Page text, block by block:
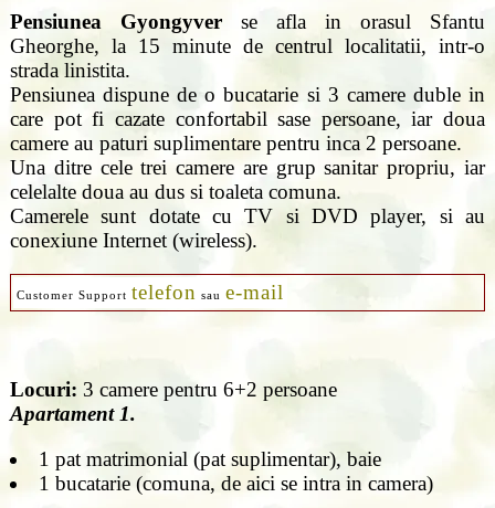
Pensiunea Gyongyver se afla in orasul Sfantu
Gheorghe, la 15 minute de centrul localitatii, intr-o
strada linistita.
Pensiunea dispune de o bucatarie si 3 camere duble in
care pot fi cazate confortabil sase persoane, iar doua
camere au paturi suplimentare pentru inca 2 persoane.
Una ditre cele trei camere are grup sanitar propriu, iar
celelalte doua au dus si toaleta comuna.
Camerele sunt dotate cu TV si DVD player, si au
conexiune Internet (wireless).
Customer Support telefon sau e-mail
Locuri: 3 camere pentru 6+2 persoane
Apartament 1.
1 pat matrimonial (pat suplimentar), baie
1 bucatarie (comuna, de aici se intra in camera)